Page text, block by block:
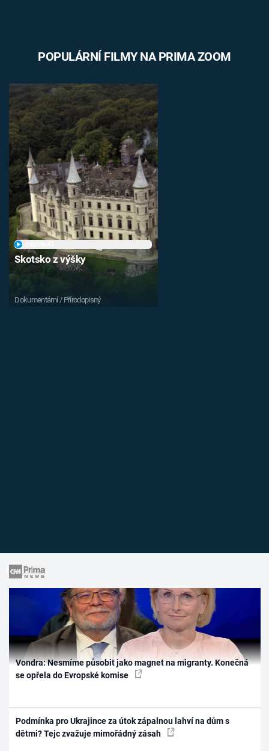
POPULÁRNÍ FILMY NA PRIMA ZOOM
Skotsko z výšky
Dokumentární / Přírodopisný
Vondra: Nesmíme působit jako magnet na migranty. Konečná
se opřela do Evropské komise
Podmínka pro Ukrajince za útok zápalnou lahví na dům s
dětmi? Tejc zvažuje mimořádný zásah